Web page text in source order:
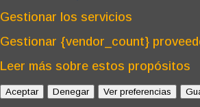
Gestionar los servicios
Gestionar {vendor_count}
Leer más sobre estos propósitos
Aceptar Denegar Ver preferencias